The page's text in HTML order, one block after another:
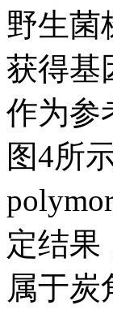
野生菌
获得基
作为参
图4所
定结果
属于炭